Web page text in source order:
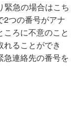
緊急の場合はこち
2つの番号がアナ
ろに不意のこと
ることができ
急連絡先の番号を